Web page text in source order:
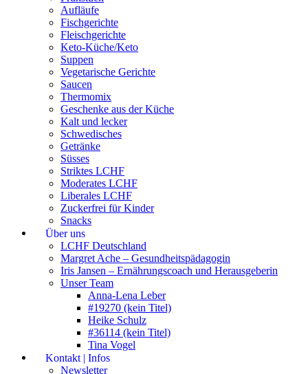
Aufläufe
Fischgerichte
Fleischgerichte
Keto-Küche/Keto
Suppen
Vegetarische Gerichte
Saucen
Thermomix
Geschenke aus der Küche
Kalt und lecker
Schwedisches
Getränke
Süsses
Striktes LCHF
Moderates LCHF
Liberales LCHF
Zuckerfrei für Kinder
Snacks
Über uns
LCHF Deutschland
Margret Ache – Gesundheitspädagogin
Iris Jansen – Ernährungscoach und Herausgeberin
Unser Team
Anna-Lena Leber
#19270 (kein Titel)
Heike Schulz
#36114 (kein Titel)
Tina Vogel
Kontakt | Infos
Newsletter